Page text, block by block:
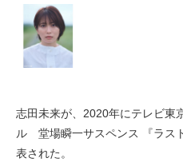
志田未来が、2020年にテレビ東
ル 堂場瞬一サスペンス 『ラス
表された。